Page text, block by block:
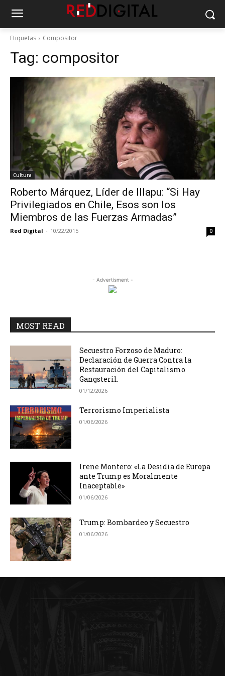
Etiquetas Compositor
Tag: compositor
Cultura
Roberto Márquez, Líder de Illapu: “Si Hay
Privilegiados en Chile, Esos son los
Miembros de las Fuerzas Armadas”
Red Digital - 10/22/2015 0
- Advertisment -
MOST READ
Secuestro Forzoso de Maduro:
Declaración de Guerra Contra la
Restauración del Capitalismo
Gangsteril.
01/12/2026
Terrorismo Imperialista
01/06/2026
Irene Montero: «La Desidia de Europa
ante Trump es Moralmente
Inaceptable»
01/06/2026
Trump: Bombardeo y Secuestro
01/06/2026